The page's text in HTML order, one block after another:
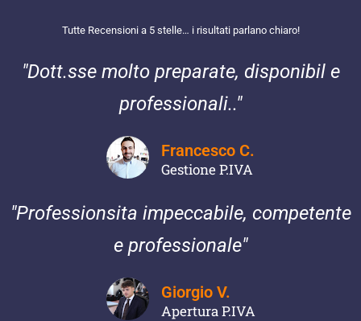
Tutte Recensioni a 5 stelle… i risultati parlano chiaro!
"Dott.sse molto preparate, disponibil e
professionali.."
Francesco C.
Gestione P.IVA
"Professionsita impeccabile, competente
e professionale"
Giorgio V.
Apertura P.IVA